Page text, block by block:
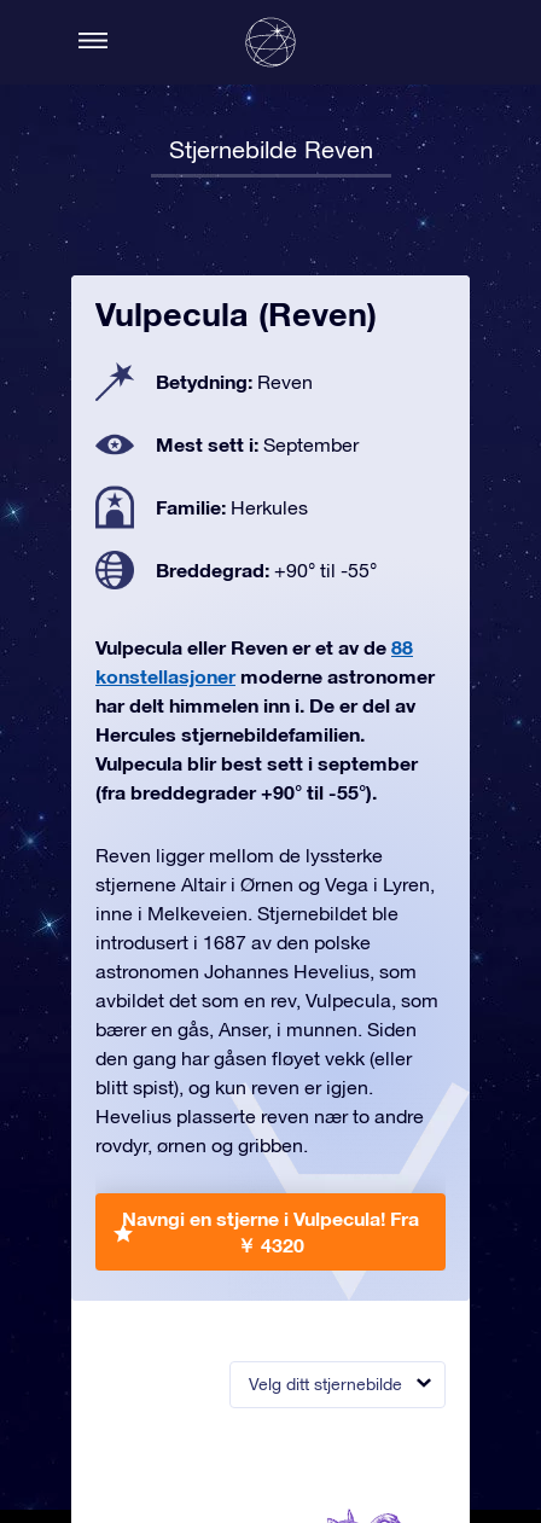
Stjernebilde Reven
Velg ditt stjernebilde
Vulpecula (Reven)
Betydning: Reven
Mest sett i: September
Familie: Herkules
Breddegrad: +90° til -55°
Vulpecula eller Reven er et av de 88
konstellasjonermoderne astronomer
har delt himmelen inn i. De er del av
Hercules stjernebildefamilien.
Vulpecula blir best sett i september
(fra breddegrader +90° til -55°).
Reven ligger mellom de lyssterke
stjernene Altair i Ørnen og Vega i Lyren,
inne i Melkeveien. Stjernebildet ble
introdusert i 1687 av den polske
astronomen Johannes Hevelius, som
avbildet det som en rev, Vulpecula, som
bærer en gås, Anser, i munnen. Siden
den gang har gåsen fløyet vekk (eller
blitt spist), og kun reven er igjen.
Hevelius plasserte reven nær to andre
rovdyr, ørnen og gribben.
Navngi en stjerne i Vulpecula! Fra
￥ 4320